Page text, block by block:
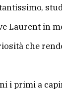
Laurent in
che
i primi a